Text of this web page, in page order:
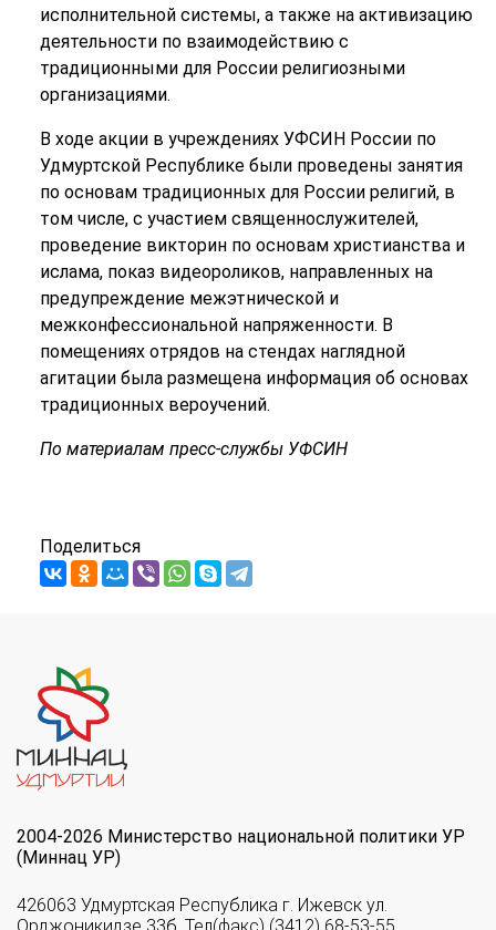
исполнительной системы, а также на активизацию
деятельности по взаимодействию с
традиционными для России религиозными
организациями.
В ходе акции в учреждениях УФСИН России по
Удмуртской Республике были проведены занятия
по основам традиционных для России религий, в
том числе, с участием священнослужителей,
проведение викторин по основам христианства и
ислама, показ видеороликов, направленных на
предупреждение межэтнической и
межконфессиональной напряженности. В
помещениях отрядов на стендах наглядной
агитации была размещена информация об основах
традиционных вероучений.
По материалам пресс-службы УФСИН
Поделиться
2004-2026 Министерство национальной политики УР
(Миннац УР)
426063 Удмуртская Республика г. Ижевск ул.
Орджоникидзе 33б. Тел(факс) (3412) 68-53-55